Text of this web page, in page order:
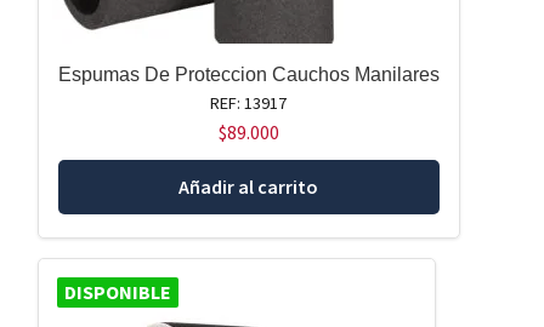
Espumas De Proteccion Cauchos Manilares
REF: 13917
$89.000
Añadir al carrito
DISPONIBLE